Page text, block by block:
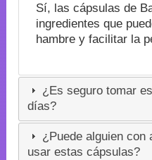
Sí, las cápsulas de
ingredientes que
hambre y facilitar la
¿Es seguro tomar
días?
¿Puede alguien
usar estas cápsulas?